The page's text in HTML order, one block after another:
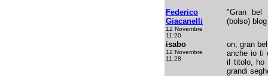
Federico
Giacanelli
12 Novembre
11:20
"Gran bel
(bolso)
isabo
12 Novembre
11:28
on, gran
anche io ti
il titolo, ho
grandi